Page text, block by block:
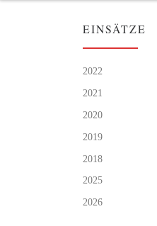
EINSÄTZE
2022
2021
2020
2019
2018
2025
2026